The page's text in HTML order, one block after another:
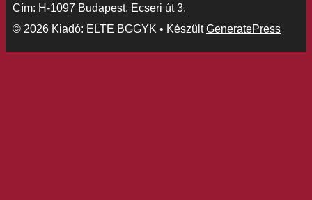
Cím: H-1097 Budapest, Ecseri út 3.
© 2026 Kiadó: ELTE BGGYK • KészültGeneratePress